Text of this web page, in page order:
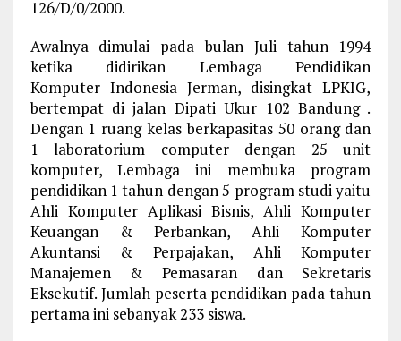
126/D/0/2000.
Awalnya dimulai pada bulan Juli tahun 1994
ketika didirikan Lembaga Pendidikan
Komputer Indonesia Jerman, disingkat LPKIG,
bertempat di jalan Dipati Ukur 102 Bandung .
Dengan 1 ruang kelas berkapasitas 50 orang dan
1 laboratorium computer dengan 25 unit
komputer, Lembaga ini membuka program
pendidikan 1 tahun dengan 5 program studi yaitu
Ahli Komputer Aplikasi Bisnis, Ahli Komputer
Keuangan & Perbankan, Ahli Komputer
Akuntansi & Perpajakan, Ahli Komputer
Manajemen & Pemasaran dan Sekretaris
Eksekutif. Jumlah peserta pendidikan pada tahun
pertama ini sebanyak 233 siswa.